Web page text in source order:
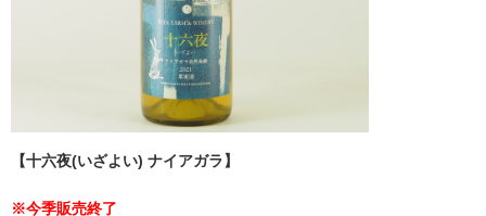
【十六夜(いざよい) ナイアガラ】
※今季販売終了